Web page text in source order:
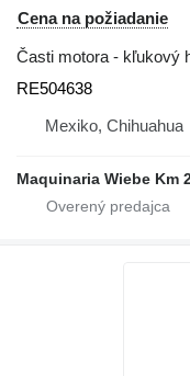
Cena na požiadanie
Časti motora - kľukový
RE504638
Mexiko, Chihuahua
Maquinaria Wiebe Km